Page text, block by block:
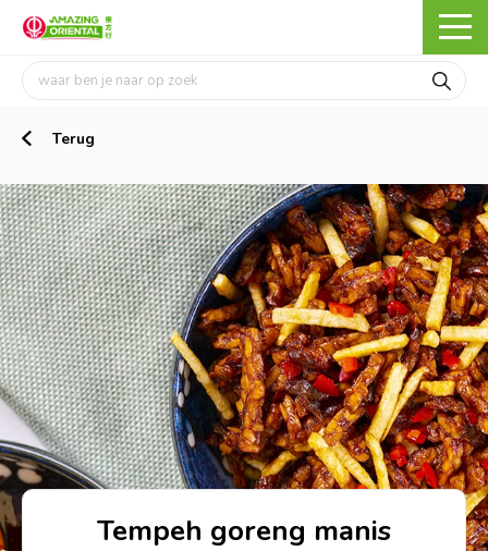
Terug
Tempeh goreng manis